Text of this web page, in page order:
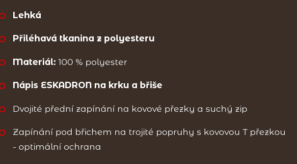
Lehká
Přiléhavá tkanina z polyesteru
Materiál:100 % polyester
Nápis ESKADRON na krku a břiše
Dvojité přední zapínání na kovové přezky a suchý zip
Zapínání pod břichem na trojité popruhy s kovovou T přezkou
- optimální ochrana